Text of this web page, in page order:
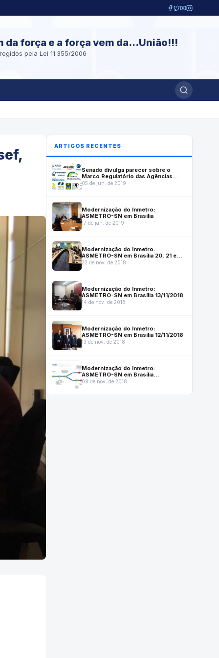
da força e a força vem da...União!!!
pela Lei 11.355/2006
ARTIGOS RECENTES
Senado divulga parecer sobre o
Marco Regulatório das Agências
Reguladoras. Inmetro ficou de fora.
05 de jun. de 2019
Modernização do Inmetro:
ASMETRO-SN em Brasília
17 de jan. de 2019
Modernização do Inmetro:
ASMETRO-SN em Brasília 20, 21 e
22/11/2018
22 de nov. de 2018
Modernização do Inmetro:
ASMETRO-SN em Brasília 13/11/2018
14 de nov. de 2018
Modernização do Inmetro:
ASMETRO-SN em Brasília 12/11/2018
13 de nov. de 2018
Modernização do Inmetro:
ASMETRO-SN em Brasília
08/11/2018.
09 de nov. de 2018